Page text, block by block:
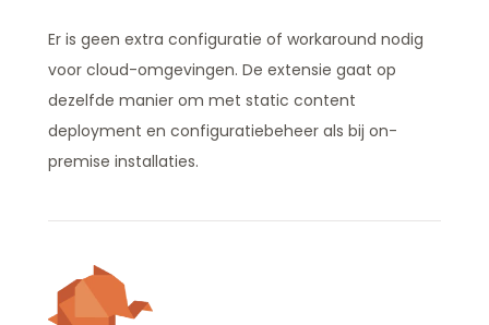
Er is geen extra configuratie of workaround nodig
voor cloud-omgevingen. De extensie gaat op
dezelfde manier om met static content
deployment en configuratiebeheer als bij on-
premise installaties.